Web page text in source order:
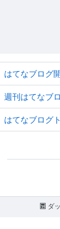
はてなブログ
週刊はてなブ
はてなブログ
ダ